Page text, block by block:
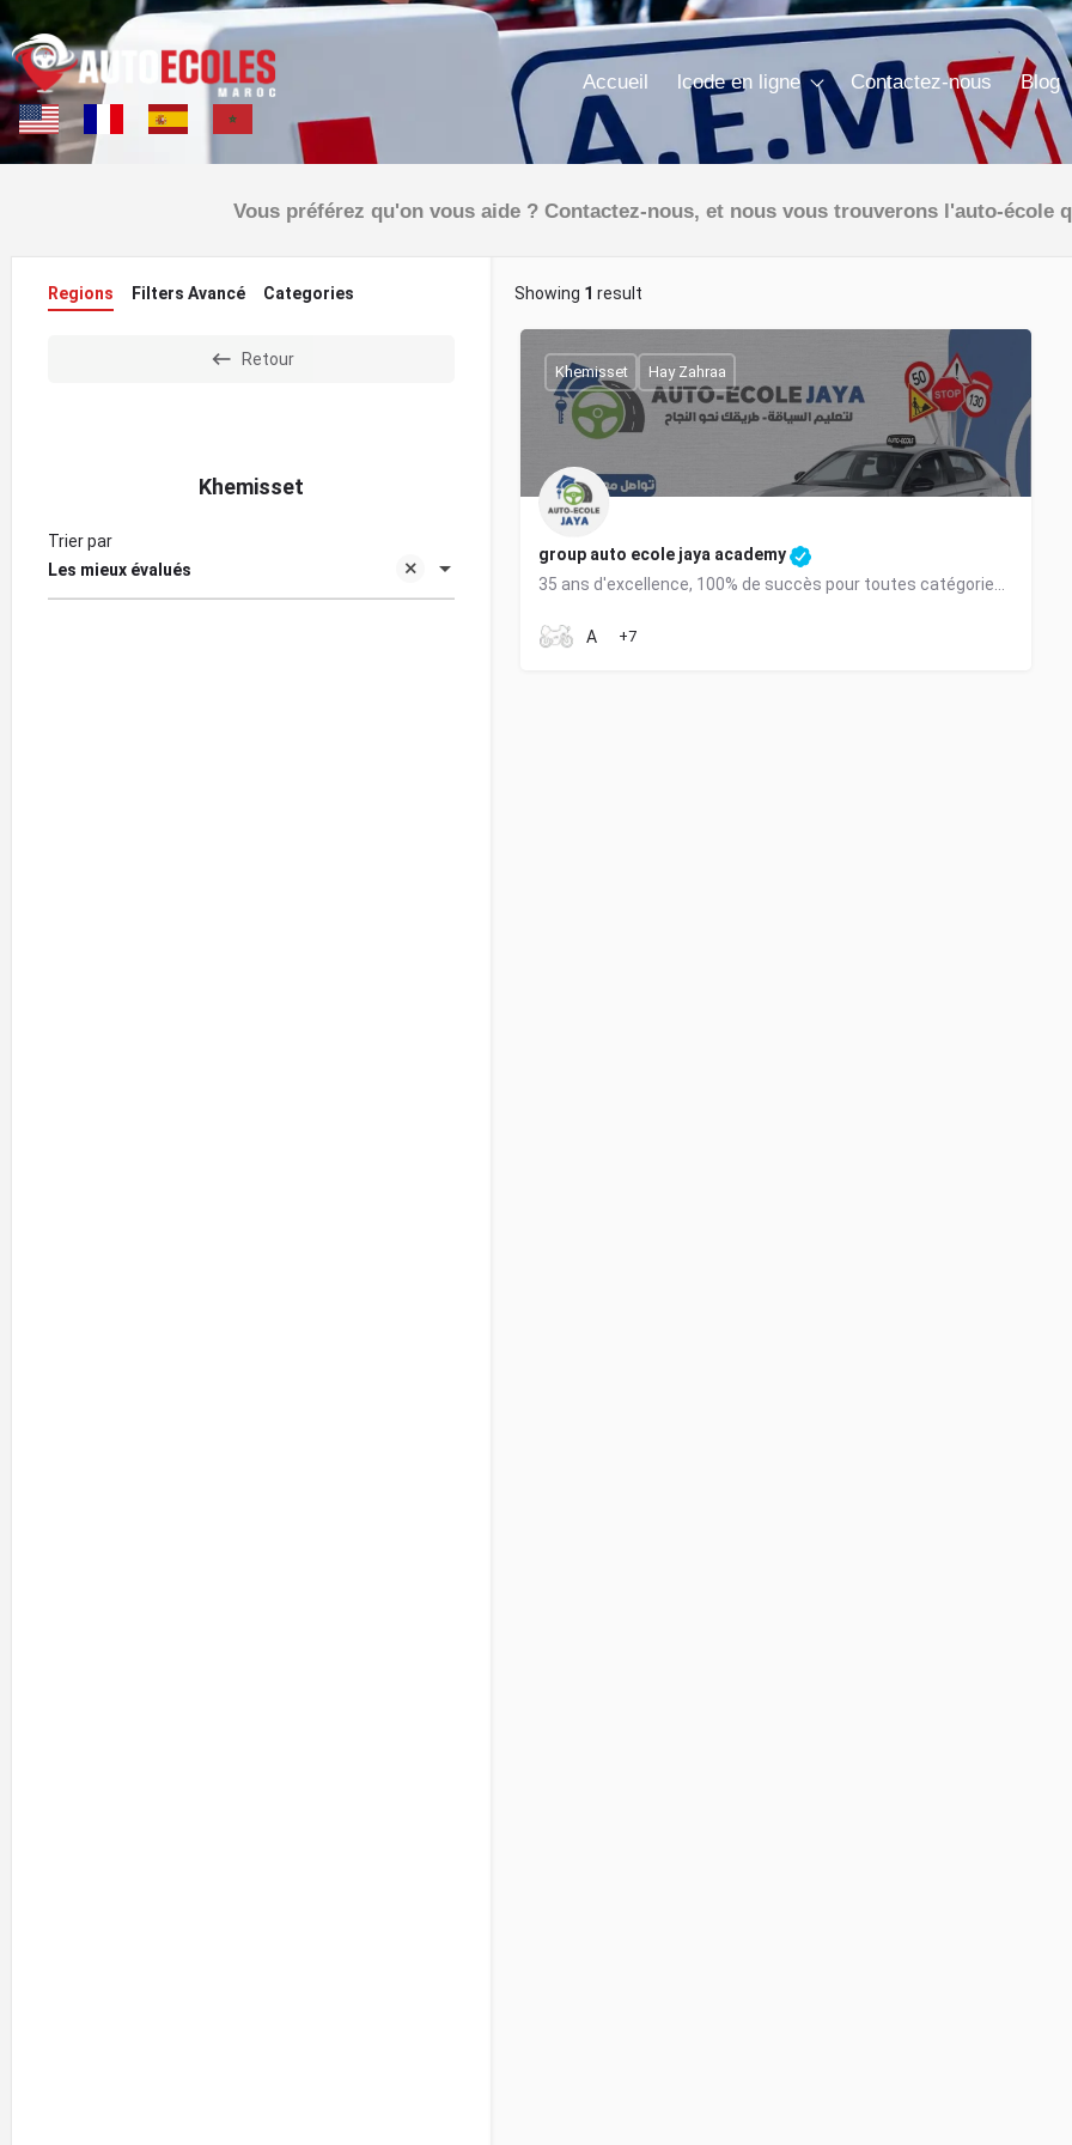
Accueil lcode en ligne Contactez-nous Blog
Vous préférez qu'on vous aide ? Contactez-nous, et nous vous trouverons l'auto-école
Regions Filters Avancé Categories
Retour
Khemisset
Les mieux évalués
Trier par
Showing 1 result
group auto ecole jaya academy
Khemisset Hay Zahraa
A +7